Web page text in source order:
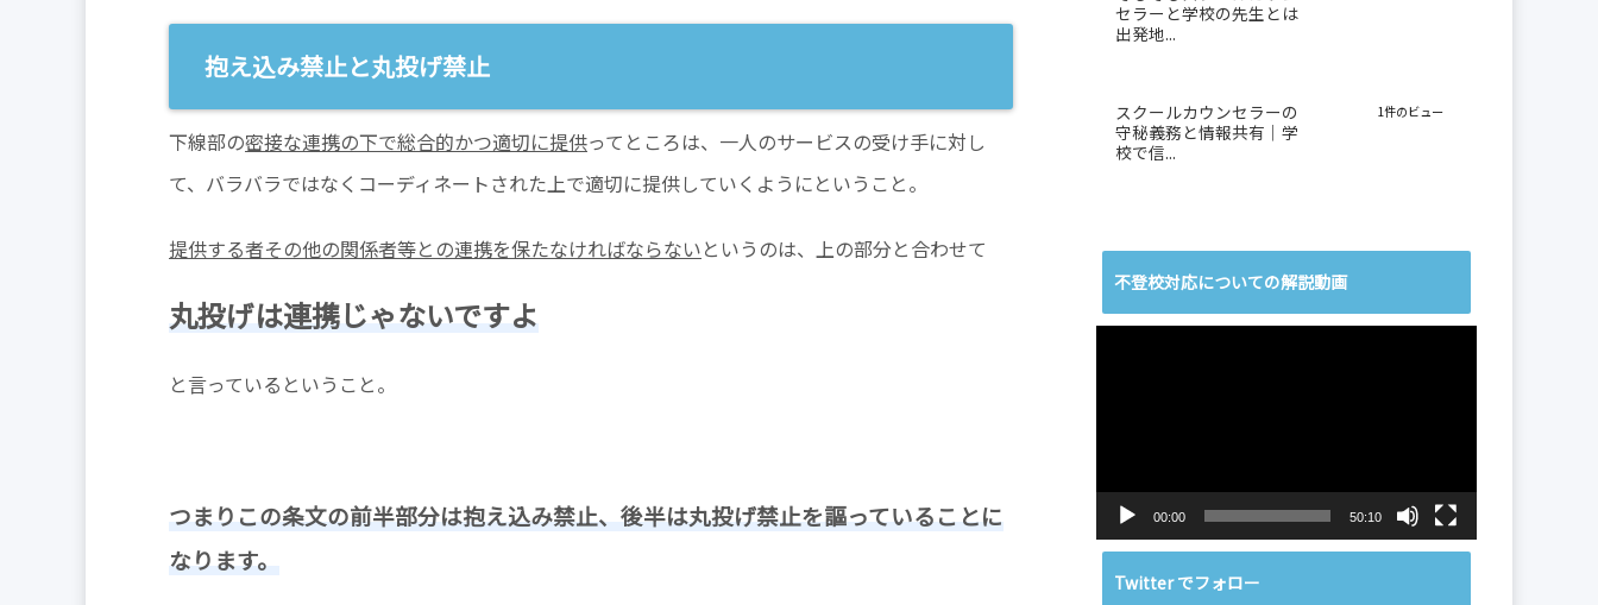
抱え込み禁止と丸投げ禁止
下線部の密接な連携の下で総合的かつ適切に提供ってところは、一人のサービスの受け手に対し
て、バラバラではなくコーディネートされた上で適切に提供していくようにということ。
提供する者その他の関係者等との連携を保たなければならないというのは、上の部分と合わせて
丸投げは連携じゃないですよ
と言っているということ。
つまりこの条文の前半部分は抱え込み禁止、後半は丸投げ禁止を謳っていることに
なります。
セラーと学校の先生とは
出発地...
スクールカウンセラーの
守秘義務と情報共有｜学
校で信...
1件のビュー
不登校対応についての解説動画
00:00 50:10
Twitter でフォロー